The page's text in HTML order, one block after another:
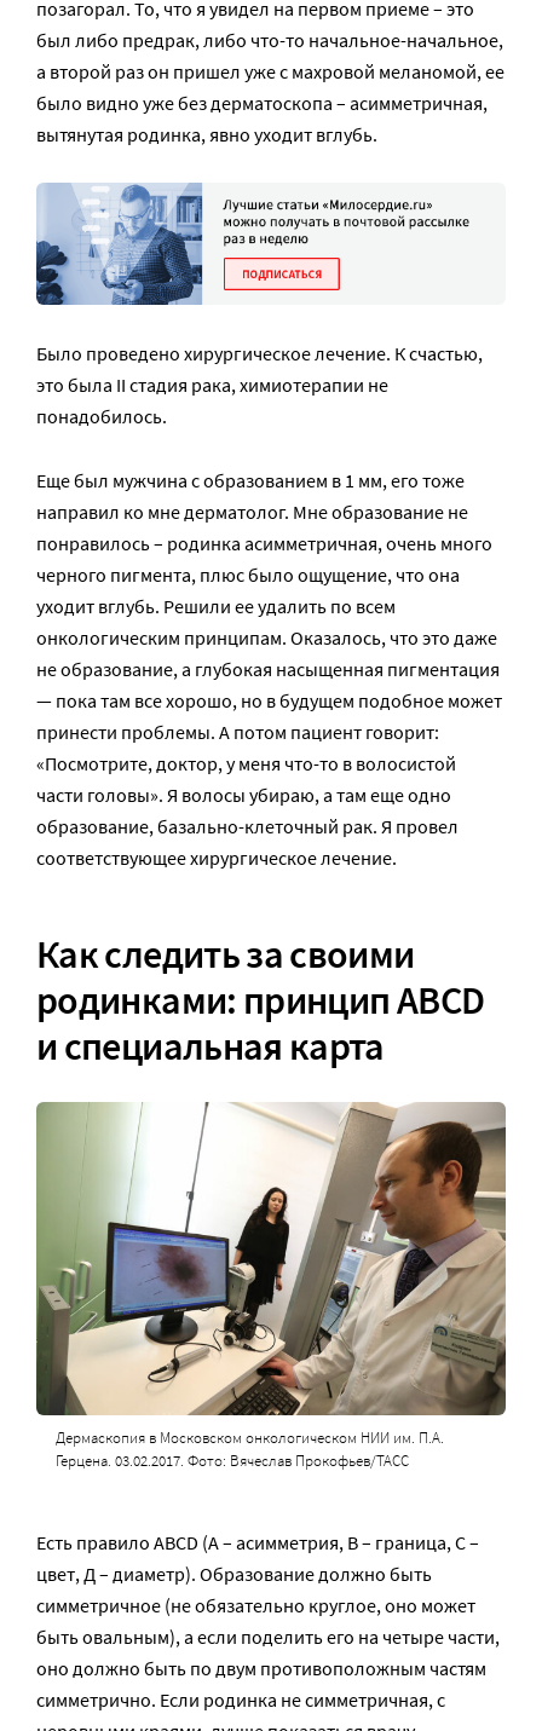
позагорал. То, что я увидел на первом приеме – это
был либо предрак, либо что-то начальное-начальное,
а второй раз он пришел уже с махровой меланомой, ее
было видно уже без дерматоскопа – асимметричная,
вытянутая родинка, явно уходит вглубь.
Было проведено хирургическое лечение. К счастью,
это была II стадия рака, химиотерапии не
понадобилось.
Еще был мужчина с образованием в 1 мм, его тоже
направил ко мне дерматолог. Мне образование не
понравилось – родинка асимметричная, очень много
черного пигмента, плюс было ощущение, что она
уходит вглубь. Решили ее удалить по всем
онкологическим принципам. Оказалось, что это даже
не образование, а глубокая насыщенная пигментация
— пока там все хорошо, но в будущем подобное может
принести проблемы. А потом пациент говорит:
«Посмотрите, доктор, у меня что-то в волосистой
части головы». Я волосы убираю, а там еще одно
образование, базально-клеточный рак. Я провел
соответствующее хирургическое лечение.
Как следить за своими
родинками: принцип АВСD
и специальная карта
Дермаскопия в Московском онкологическом НИИ им. П.А.
Герцена. 03.02.2017. Фото: Вячеслав Прокофьев/ТАСС
Есть правило ABCD (А – асимметрия, В – граница, С –
цвет, Д – диаметр). Образование должно быть
симметричное (не обязательно круглое, оно может
быть овальным), а если поделить его на четыре части,
оно должно быть по двум противоположным частям
симметрично. Если родинка не симметричная, с